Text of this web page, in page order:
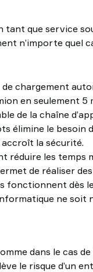
que service
n’importe quel
chargement
en seulement
de la chaîne
élimine le besoin
accroît la sécurité.
réduire les temps
de réaliser
fonctionnent dès
ne soit
dans le cas
le risque d’un